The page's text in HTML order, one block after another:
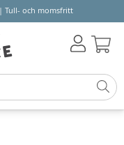
Tull- och momsfritt